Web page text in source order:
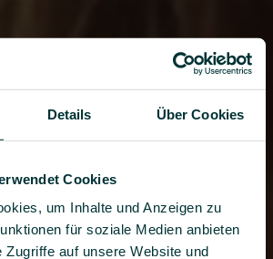
Details Über Cookies
Cookies
um Inhalte und Anzeigen zu
für soziale Medien anbieten
Zugriffe auf unsere Website und